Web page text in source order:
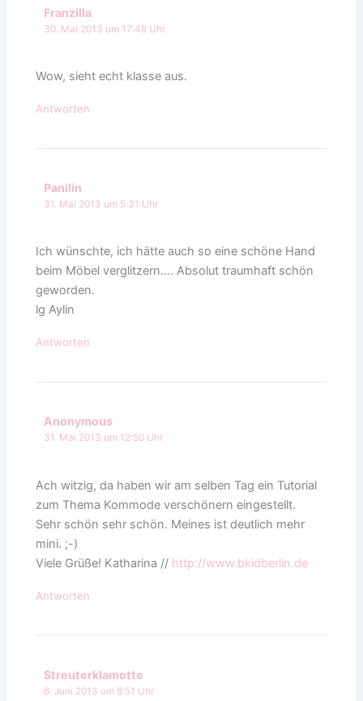
Franzilla
30. Mai 2013 um 17:48 Uhr
Wow, sieht echt klasse aus.
Antworten
Panilin
31. Mai 2013 um 5:31 Uhr
Ich wünschte, ich hätte auch so eine schöne Hand
beim Möbel verglitzern…. Absolut traumhaft schön
geworden.
lg Aylin
Antworten
Anonymous
31. Mai 2013 um 12:50 Uhr
Ach witzig, da haben wir am selben Tag ein Tutorial
zum Thema Kommode verschönern eingestellt.
Sehr schön sehr schön. Meines ist deutlich mehr
mini. ;-)
Viele Grüße! Katharina // http://www.bkidberlin.de
Antworten
Streuterklamotte
6. Juni 2013 um 8:51 Uhr